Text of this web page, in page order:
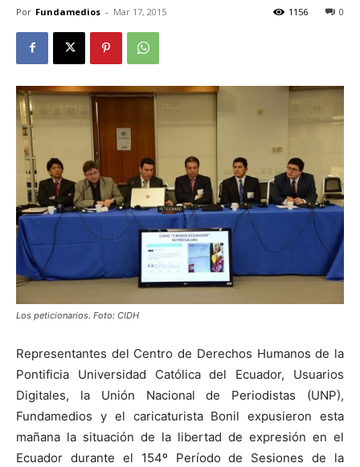
Por Fundamedios - Mar 17, 2015 0
1156
Los peticionarios. Foto: CIDH
Representantes del Centro de Derechos Humanos de la
Pontificia Universidad Católica del Ecuador, Usuarios
Digitales, la Unión Nacional de Periodistas (UNP),
Fundamedios y el caricaturista Bonil expusieron esta
mañana la situación de la libertad de expresión en el
Ecuador durante el 154º Período de Sesiones de la